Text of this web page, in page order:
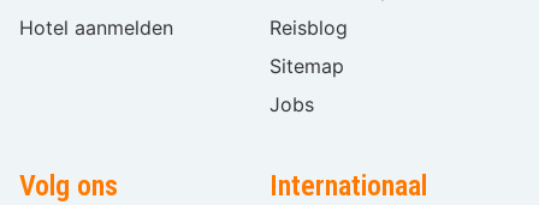
Hotel aanmelden
Reisblog
Sitemap
Jobs
Volg ons Internationaal